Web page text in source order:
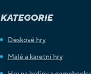
KATEGORIE
Deskové hry
Malé a karetní hry